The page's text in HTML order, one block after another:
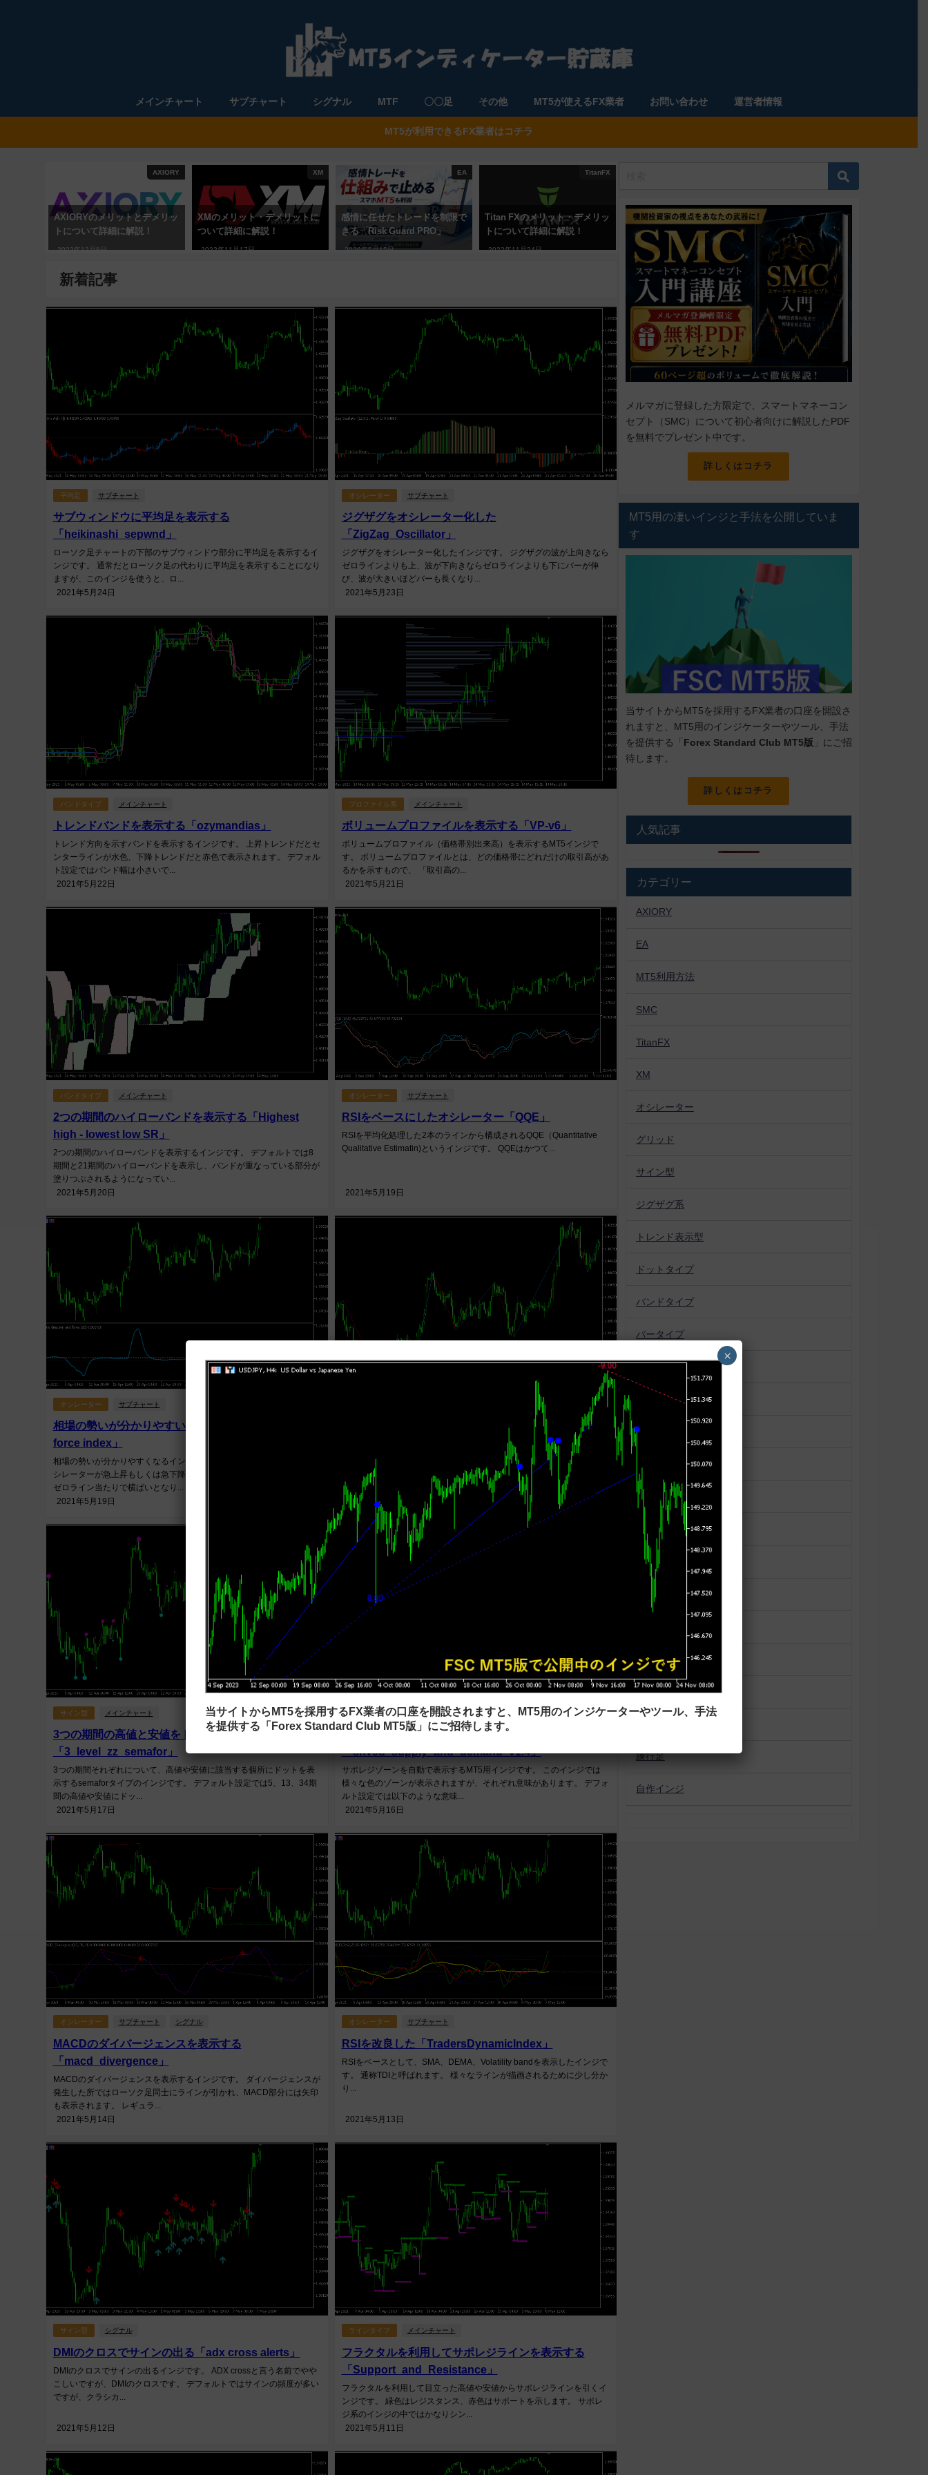
メインチャート サブチャート シグナル MTF 〇〇足 その他 MT5が使えるFX業者 お問い合わせ 運営者情報
MT5が利用できるFX業者はコチラ
AXIORY
AXIORYのメリットとデメリッ
トについて詳細に解説！
2022年12月8日
XM
XMのメリット・デメリットに
ついて詳細に解説！
2022年11月17日
EA
感情に任せたトレードを制限で
きる「Risk Guard PRO」
2026年5月15日
TitanFX
Titan FXのメリット・デメリッ
トについて詳細に解説！
2022年11月24日
新着記事
平均足 サブチャート
サブウィンドウに平均足を表示する
「heikinashi_sepwnd」
ローソク足チャートの下部のサブウィンドウ部分に平均足を表示するイ
ンジです。 通常だとローソク足の代わりに平均足を表示することになり
ますが、このインジを使うと、ロ...
2021年5月24日
オシレーター サブチャート
ジグザグをオシレーター化した
「ZigZag_Oscillator」
ジグザグをオシレーター化したインジです。 ジグザグの波が上向きなら
ゼロラインよりも上、波が下向きならゼロラインよりも下にバーが伸
び、波が大きいほどバーも長くなり...
2021年5月23日
バンドタイプ メインチャート
トレンドバンドを表示する「ozymandias」
トレンド方向を示すバンドを表示するインジです。 上昇トレンドだとセ
ンターラインが水色、下降トレンドだと赤色で表示されます。 デフォル
ト設定ではバンド幅は小さいで...
2021年5月22日
プロファイル系 メインチャート
ボリュームプロファイルを表示する「VP-v6」
ボリュームプロファイル（価格帯別出来高）を表示するMT5インジで
す。 ボリュームプロファイルとは、どの価格帯にどれだけの取引高があ
るかを示すもので、 「取引高の...
2021年5月21日
バンドタイプ メインチャート
2つの期間のハイローバンドを表示する「Highest
high - lowest low SR」
2つの期間のハイローバンドを表示するインジです。 デフォルトでは8
期間と21期間のハイローバンドを表示し、バンドが重なっている部分が
塗りつぶされるようになってい...
2021年5月20日
オシレーター サブチャート
RSIをベースにしたオシレーター「QQE」
RSIを平均化処理した2本のラインから構成されるQQE（Quantitative
Qualitative Estimatin)というインジです。 QQEはかつて...
2021年5月19日
オシレーター サブチャート
相場の勢いが分かりやすい「Trend direction and
force index」
相場の勢いが分かりやすくなるインジです。 一気に動き出した時にはオ
シレーターが急上昇もしくは急下降しますが、レンジ的な動きになると
ゼロライン当たりで横ばいとなり...
2021年5月19日
ジグザグの方向で色が変わる「ZigzagColor」
通常のジグザグと同じですが、波が上向きか下向きかでラインの色が変
わります。 波の上下が視覚的に分かりやすいので、デフォルトのジグザ
グを使っている方には、こっちの...
2021年5月18日
サイン型 メインチャート
3つの期間の高値と安値をドットで示す
「3_level_zz_semafor」
3つの期間それぞれについて、高値や安値に該当する個所にドットを表
示するsemaforタイプのインジです。 デフォルト設定では5、13、34期
間の高値や安値にドッ...
2021年5月17日
ラインタイプ メインチャート
サポレジゾーンを自動で表示する
「shved_supply_and_demand_v1.4」
サポレジゾーンを自動で表示するMT5用インジです。 このインジでは
様々な色のゾーンが表示されますが、それぞれ意味があります。 デフォ
ルト設定では以下のような意味...
2021年5月16日
オシレーター サブチャート シグナル
MACDのダイバージェンスを表示する
「macd_divergence」
MACDのダイバージェンスを表示するインジです。 ダイバージェンスが
発生した所ではローソク足同士にラインが引かれ、MACD部分には矢印
も表示されます。 レギュラ...
2021年5月14日
オシレーター サブチャート
RSIを改良した「TradersDynamicIndex」
RSIをベースとして、SMA、DEMA、Volatility bandを表示したインジで
す。 通称TDIと呼ばれます。 様々なラインが描画されるために少し分か
り...
2021年5月13日
サイン型 シグナル
DMIのクロスでサインの出る「adx cross alerts」
DMIのクロスでサインの出るインジです。 ADX crossと言う名前でやや
こしいですが、DMIのクロスです。 デフォルトではサインの頻度が多い
ですが、クラシカ...
2021年5月12日
ラインタイプ メインチャート
フラクタルを利用してサポレジラインを表示する
「Support_and_Resistance」
フラクタルを利用して目立った高値や安値からサポレジラインを引くイ
ンジです。 緑色はレジスタンス、赤色はサポートを示します。 サポレ
ジ系のインジの中ではかなりシン...
2021年5月11日
メルマガに登録した方限定で、スマートマネーコン
セプト（SMC）について初心者向けに解説したPDF
を無料でプレゼント中です。
詳しくはコチラ
MT5用の凄いインジと手法を公開していま
す
当サイトからMT5を採用するFX業者の口座を開設さ
れますと、MT5用のインジケーターやツール、手法
を提供する「 Forex Standard Club MT5版 」にご招
待します。
詳しくはコチラ
人気記事
カテゴリー
AXIORY
EA
MT5利用方法
SMC
TitanFX
XM
オシレーター
グリッド
サイン型
ジグザグ系
トレンド表示型
ドットタイプ
バンドタイプ
バータイプ
パターン認識
プロファイル系
ボックス
マーケットプロファイル
ラインタイプ
ローソク足
一目均衡表
未分類
相場状況表示
練行足
自作インジ
当サイトからMT5を採用するFX業者の口座を開設されますと、MT5用のインジケーターやツール、手法
を提供する「Forex Standard Club MT5版」にご招待します。
×